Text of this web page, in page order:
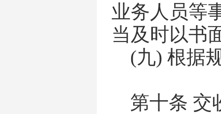
业务人员等
当及时以书
(九) 根据
第十条 交